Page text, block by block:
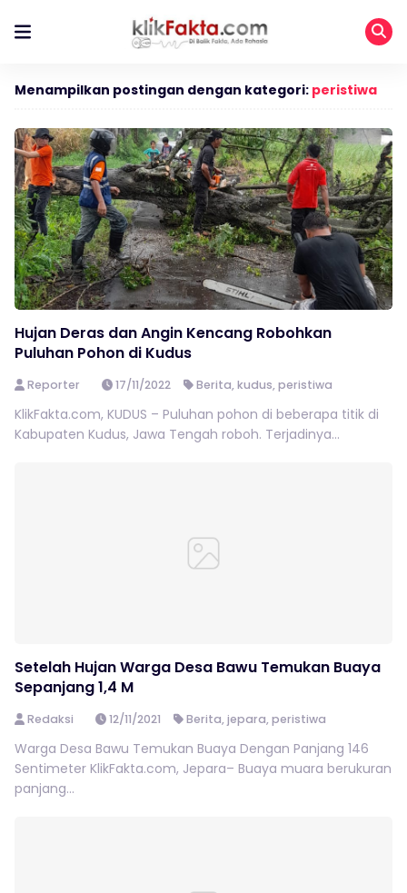
Menampilkan postingan dengan kategori: peristiwa
Hujan Deras dan Angin Kencang Robohkan
Puluhan Pohon di Kudus
Reporter 17/11/2022 Berita,kudus,peristiwa
KlikFakta.com, KUDUS – Puluhan pohon di beberapa titik di
Kabupaten Kudus, Jawa Tengah roboh. Terjadinya...
Setelah Hujan Warga Desa Bawu Temukan Buaya
Sepanjang 1,4 M
Redaksi 12/11/2021 Berita,jepara,peristiwa
Warga Desa Bawu Temukan Buaya Dengan Panjang 146
Sentimeter KlikFakta.com, Jepara– Buaya muara berukuran
panjang...